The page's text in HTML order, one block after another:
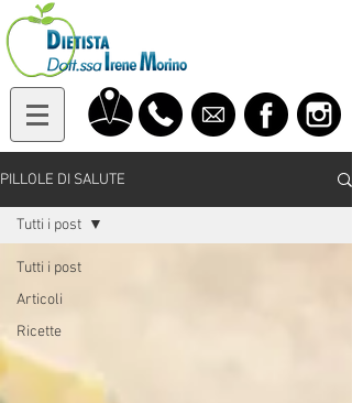
PILLOLE DI SALUTE
Tutti i post
Articoli
Ricette
Tutti i post